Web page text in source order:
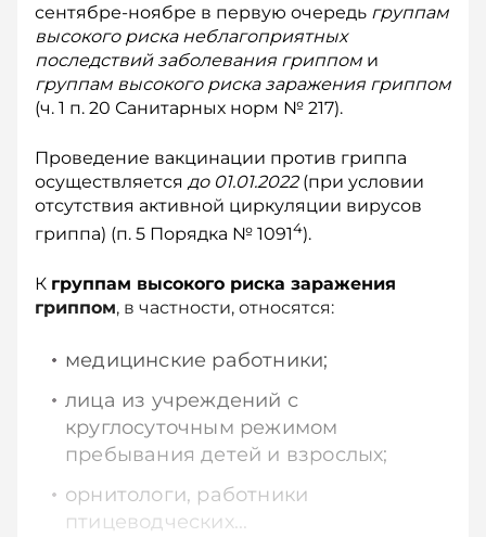
сентябре-ноябре в первую очередь группам
высокого риска неблагоприятных
последствий заболевания гриппом и
группам высокого риска заражения гриппом
(ч. 1 п. 20 Санитарных норм № 217).
Проведение вакцинации против гриппа
осуществляется до 01.01.2022(при условии
отсутствия активной циркуляции вирусов
гриппа) (п. 5 Порядка № 10914).
К группам высокого риска заражения
гриппом, в частности, относятся:
медицинские работники;
лица из учреждений с
круглосуточным режимом
пребывания детей и взрослых;
орнитологи, работники
птицеводческих...